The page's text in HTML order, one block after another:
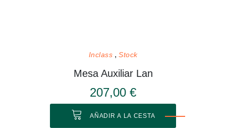
Inclass Stock
Mesa Auxiliar Lan
207,00 €
AÑADIR A LA CESTA